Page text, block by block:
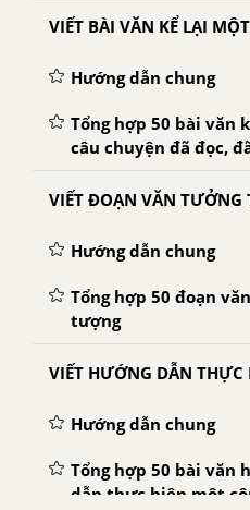
Hướng dẫn chung
Tổng hợp 50 bài văn
câu chuyện đã đọc,
Hướng dẫn chung
Tổng hợp 50 đoạn
tượng
Hướng dẫn chung
Tổng hợp 50 bài văn
dẫn thực hiện một